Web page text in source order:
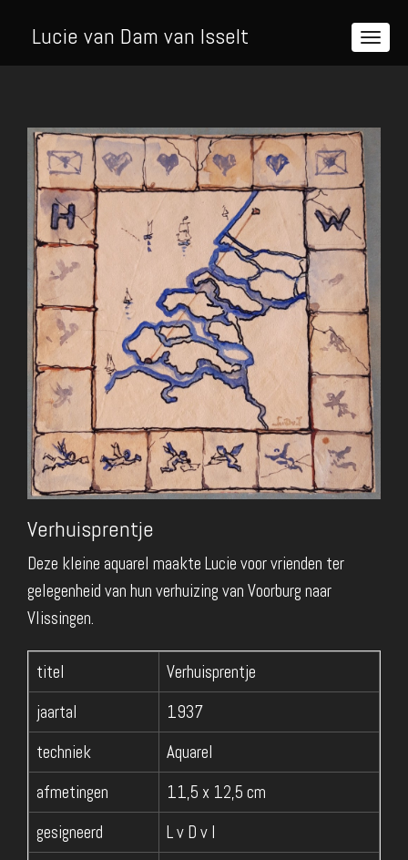
Lucie van Dam van Isselt
Verhuisprentje
Deze kleine aquarel maakte Lucie voor vrienden ter
gelegenheid van hun verhuizing van Voorburg naar
Vlissingen.
titel
Verhuisprentje
jaartal
1937
techniek
Aquarel
afmetingen
11,5 x 12,5 cm
gesigneerd
L v D v I